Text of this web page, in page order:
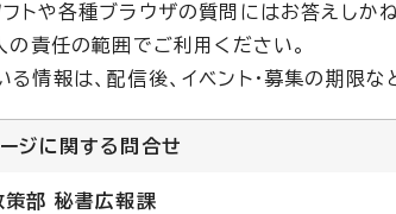
フトや各種ブラウザの質問にはお答えしか
の責任の範囲でご利用ください。
情報は、配信後、イベント・募集の期限
ジに関する 問合せ
策部 秘書広報課